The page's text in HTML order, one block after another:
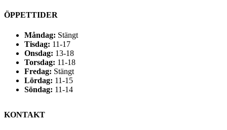
ÖPPETTIDER
Måndag: Stängt
Tisdag: 11-17
Onsdag: 13-18
Torsdag: 11-18
Fredag: Stängt
Lördag: 11-15
Söndag: 11-14
KONTAKT